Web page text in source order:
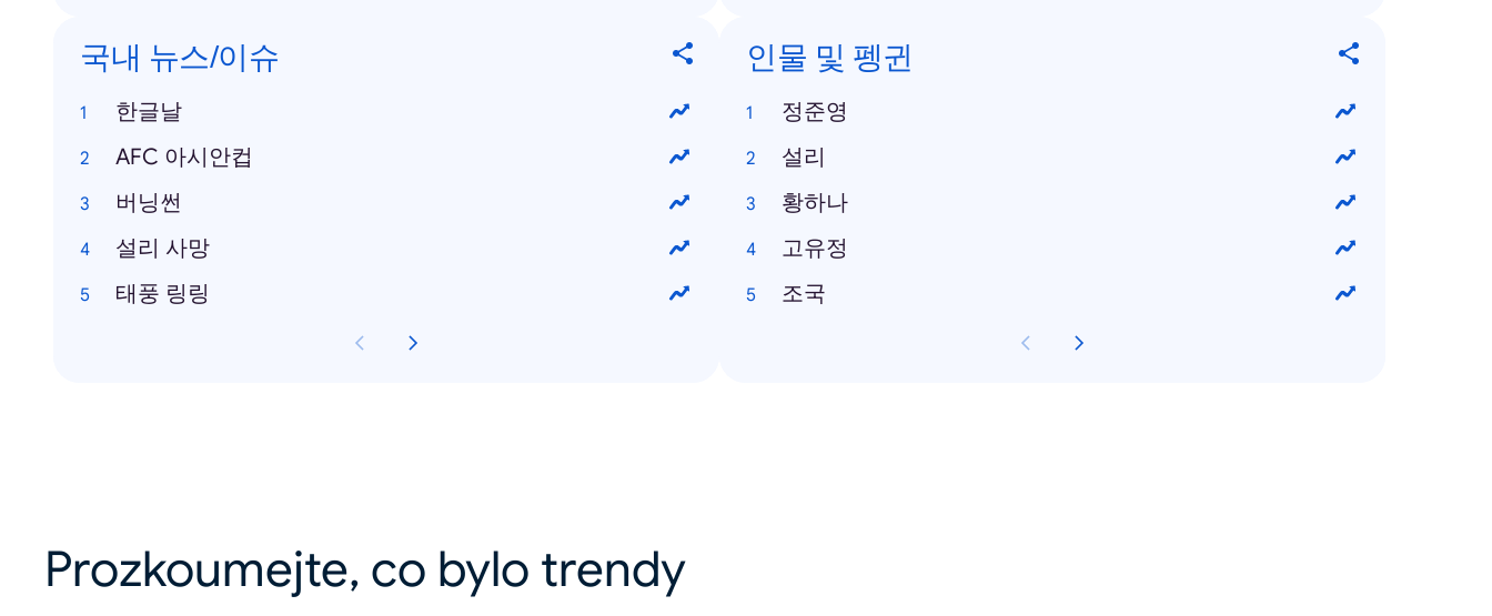
국내 뉴스/이슈
한글날
AFC 아시안컵
버닝썬
설리 사망
태풍 링링
인물 및 펭귄
정준영
설리
황하나
고유정
조국
Prozkoumejte, co bylo trendy